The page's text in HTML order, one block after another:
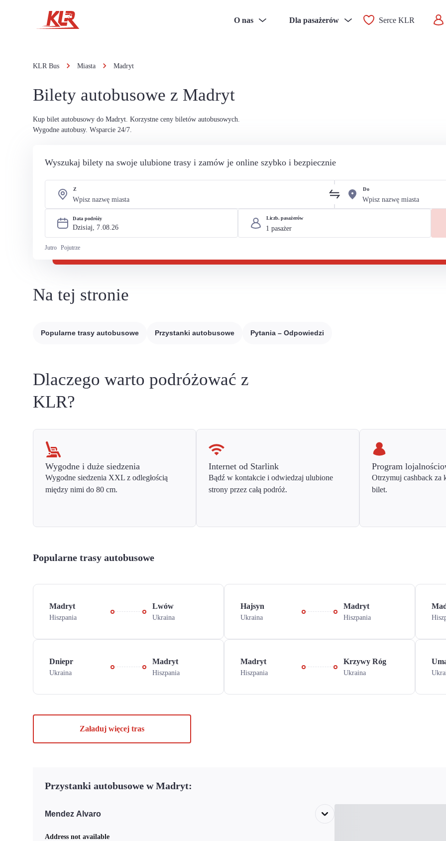
O nas Dla pasażerów Serce KLR
KLR Bus Miasta Madryt
Bilety autobusowe z Madryt
Kup bilet autobusowy do Madryt. Korzystne ceny biletów autobusowych.
Wygodne autobusy. Wsparcie 24/7.
Wyszukaj bilety na swoje ulubione trasy i zamów je online szybko i bezpiecznie
Z Do
Data podróży
Dzisiaj, 7.08.26
Jutro Pojutrze
Liczb. pasażerów
Na tej stronie
Popularne trasy autobusowe Przystanki autobusowe Pytania – Odpowiedzi
Dlaczego warto podróżować z
KLR?
Wygodne i duże siedzenia
Wygodne siedzenia XXL z odległością
między nimi do 80 cm.
Internet od Starlink
Bądź w kontakcie i odwiedzaj ulubione
strony przez całą podróż.
Program
Otrzymuj cashback za
bilet.
Popularne trasy autobusowe
Madryt
Hiszpania
Lwów
Ukraina
Hajsyn
Ukraina
Madryt
Hiszpania
Dniepr
Ukraina
Madryt
Hiszpania
Madryt
Hiszpania
Krzywy Róg
Ukraina
Załaduj więcej tras
Przystanki autobusowe w Madryt:
Mendez Alvaro
Address not available